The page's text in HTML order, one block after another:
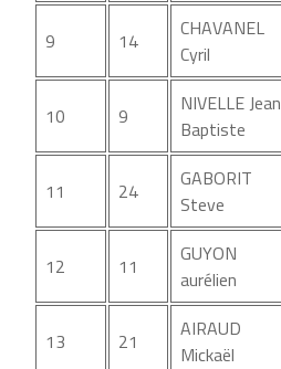
9 14
CHAVANEL
Cyril
10 9
NIVELLE Jean
Baptiste
11 24
GABORIT
Steve
12 11
GUYON
aurélien
13 21
AIRAUD
Mickaël